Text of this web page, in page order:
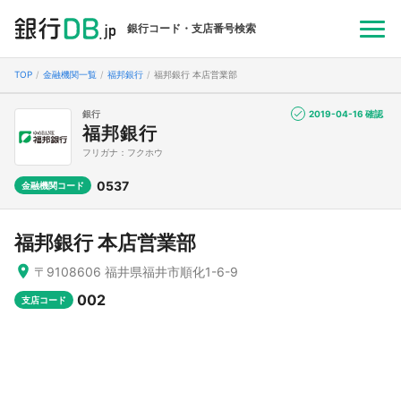
銀行コード・支店番号検索
TOP 金融機関一覧 福邦銀行 福邦銀行 本店営業部
銀行
福邦銀行
フリガナ：フクホウ
金融機関コード 0537
2019-04-16 確認
福邦銀行 本店営業部
〒9108606 福井県福井市順化1-6-9
支店コード 002